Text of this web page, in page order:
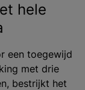
hele
een toegewijd
met drie
bestrijkt het